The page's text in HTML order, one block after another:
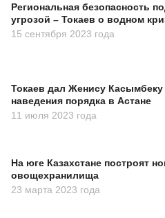
Региональная безопасность
угрозой – Токаев о водном
15 сентября 2023 года
Токаев дал Женису Касымбеку
наведения порядка в Астане
11 июля 2023 года
На юге Казахстане построят
овощехранилища
23 марта 2023 года